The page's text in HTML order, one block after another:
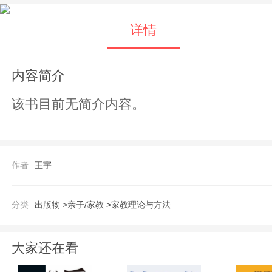
详情
内容简介
该书目前无简介内容。
作者 王宇
分类 出版物 >亲子/家教 >家教理论与方法
大家还在看